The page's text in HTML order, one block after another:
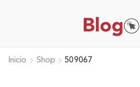
Inicio Shop 509067